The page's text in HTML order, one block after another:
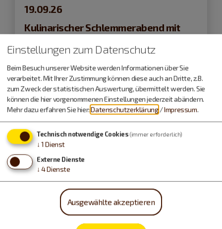
19.09.26
Kulinarischer Schlemmerabend mit
Kulinarische Veranstaltungen
Einstellungen zum Datenschutz
Beim Besuch unserer Website werden Informationen über Sie
verarbeitet. Mit Ihrer Zustimmung können diese auch an Dritte, z.B.
zum Zweck der statistischen Auswertung, übermittelt werden. Sie
können die hier vorgenommenen Einstellungen jederzeit abändern.
Mehr dazu erfahren Sie hier:Datenschutzerklärung /Impressum.
Technisch notwendige Cookies (immer erforderlich)
↓ 1 Dienst
Externe Dienste
↓ 4Dienste
Ausgewählte akzeptieren